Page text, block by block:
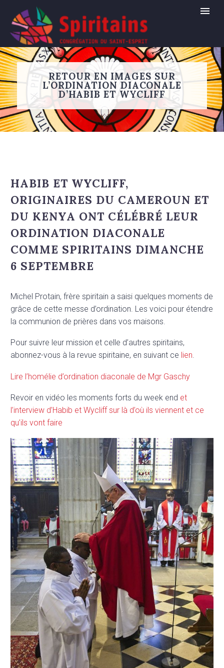
RETOUR EN IMAGES SUR
L’ORDINATION DIACONALE
D’HABIB ET WYCLIFF
HABIB ET WYCLIFF,
ORIGINAIRES DU CAMEROUN ET
DU KENYA ONT CÉLÉBRÉ LEUR
ORDINATION DIACONALE
COMME SPIRITAINS DIMANCHE
6 SEPTEMBRE
Michel Protain, frère spiritain a saisi quelques moments de
grâce de cette messe d’ordination. Les voici pour étendre
la communion de prières dans vos maisons.
Pour suivre leur mission et celle d’autres spiritains,
abonnez-vous à la revue spiritaine, en suivant ce lien.
Lire l’homélie d’ordination diaconale de Mgr Gaschy
Revoir en vidéo les moments forts du week end et
l’interview d’Habib et Wycliff sur là d’où ils viennent et ce
qu’ils vont faire